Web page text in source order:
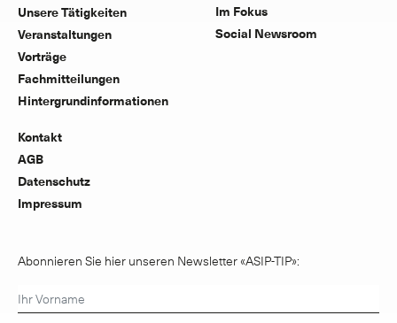
Unsere Tätigkeiten
Veranstaltungen
Vorträge
Fachmitteilungen
Hintergrundinformationen
Im Fokus
Social Newsroom
Kontakt
AGB
Datenschutz
Impressum
Abonnieren Sie hier unseren Newsletter «ASIP-TIP»: